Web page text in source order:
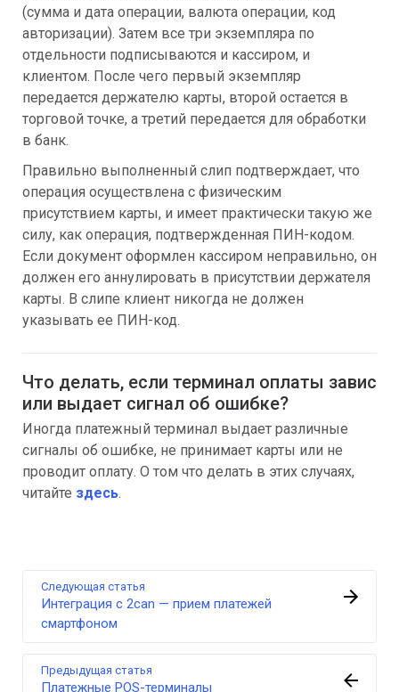
(сумма и дата операции, валюта операции, код
авторизации). Затем все три экземпляра по
отдельности подписываются и кассиром, и
клиентом. После чего первый экземпляр
передается держателю карты, второй остается в
торговой точке, а третий передается для обработки
в банк.
Правильно выполненный слип подтверждает, что
операция осуществлена с физическим
присутствием карты, и имеет практически такую же
силу, как операция, подтвержденная ПИН-кодом.
Если документ оформлен кассиром неправильно, он
должен его аннулировать в присутствии держателя
карты. В слипе клиент никогда не должен
указывать ее ПИН-код.
Что делать, если терминал оплаты завис
или выдает сигнал об ошибке?
Иногда платежный терминал выдает различные
сигналы об ошибке, не принимает карты или не
проводит оплату. О том что делать в этих случаях,
читайте здесь.
Предыдущая статья
Платежные POS-терминалы
Следующая статья
Интеграция с 2can — прием платежей
смартфоном